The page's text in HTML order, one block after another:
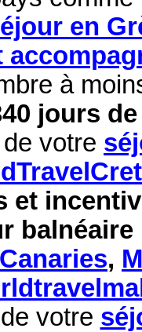
en
à
jours
votre
et
balnéaire
,
de votre